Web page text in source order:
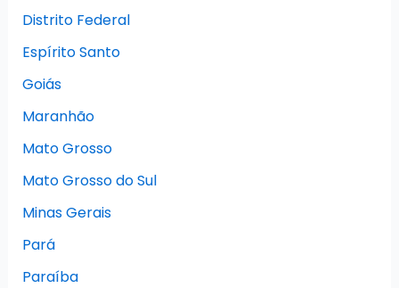
Distrito Federal
Espírito Santo
Goiás
Maranhão
Mato Grosso
Mato Grosso do Sul
Minas Gerais
Pará
Paraíba